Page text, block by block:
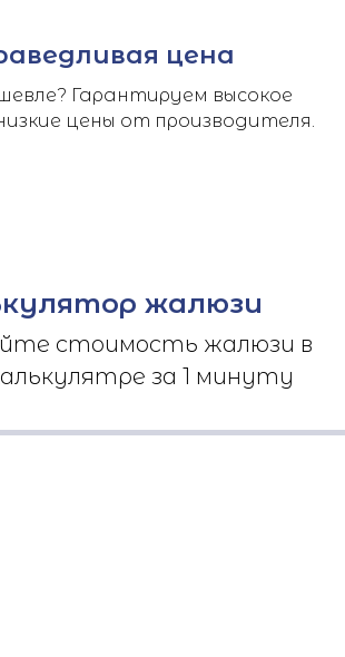
цена
Гарантируем высокое
цены от производителя.
жалюзи
стоимость жалюзи в
за 1 минуту